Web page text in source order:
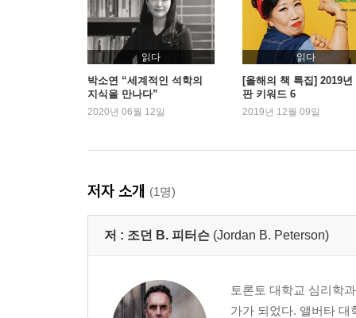
읽다
박소연 “세계적인 석학의
지식을 만나다”
2020년 06월 12일
읽다
[올해의 책 특집] 2019년
판 키워드 6
2019년 12월 09일
저자 소개 (1명)
저 : 조던 B. 피터슨 (Jordan B. Peterson)
토론토 대학교 심리학
가가 되었다. 앨버타